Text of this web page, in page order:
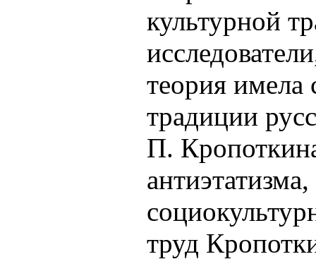
культурной
теория имела
традиции
П.
труд